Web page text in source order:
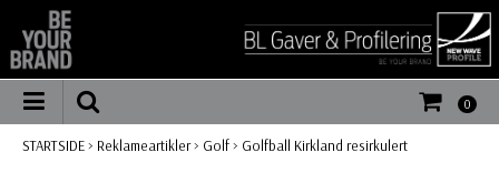
0
STARTSIDE> Reklameartikler> Golf> Golfball Kirkland resirkulert